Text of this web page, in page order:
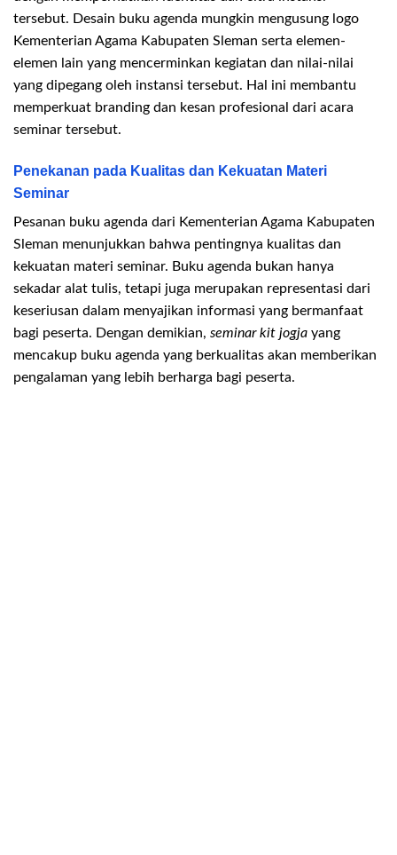
tersebut. Desain buku agenda mungkin mengusung logo
Kementerian Agama Kabupaten Sleman serta elemen-
elemen lain yang mencerminkan kegiatan dan nilai-nilai
yang dipegang oleh instansi tersebut. Hal ini membantu
memperkuat branding dan kesan profesional dari acara
seminar tersebut.
Penekanan pada Kualitas dan Kekuatan Materi
Seminar
Pesanan buku agenda dari Kementerian Agama Kabupaten
Sleman menunjukkan bahwa pentingnya kualitas dan
kekuatan materi seminar. Buku agenda bukan hanya
sekadar alat tulis, tetapi juga merupakan representasi dari
keseriusan dalam menyajikan informasi yang bermanfaat
bagi peserta. Dengan demikian, seminar kit jogja yang
mencakup buku agenda yang berkualitas akan memberikan
pengalaman yang lebih berharga bagi peserta.